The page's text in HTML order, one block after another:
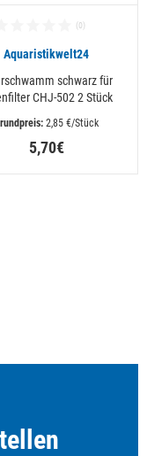
Aquaristikwelt24
schwarz für
CHJ-502 2 Stück
2,85 €/Stück
5,70€